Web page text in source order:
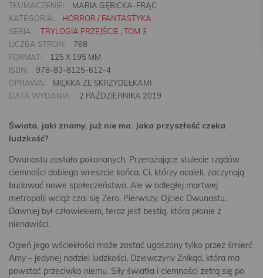
TŁUMACZENIE:
MARIA GĘBICKA-FRĄC
KATEGORIA:
HORROR / FANTASTYKA
SERIA:
TRYLOGIA PRZEJŚCIE , TOM 3
LICZBA STRON:
768
FORMAT:
125 X 195 MM
ISBN:
978-83-8125-612-4
OPRAWA:
MIĘKKA ZE SKRZYDEŁKAMI
DATA WYDANIA:
2 PAŹDZIERNIKA 2019
Świata, jaki znamy, już nie ma. Jaka przyszłość czeka
ludzkość?
Dwunastu zostało pokonanych. Przerażające stulecie rządów
ciemności dobiega wreszcie końca. Ci, którzy ocaleli, zaczynają
budować nowe społeczeństwo. Ale w odległej martwej
metropolii wciąż czai się Zero. Pierwszy. Ojciec Dwunastu.
Dawniej był człowiekiem, teraz jest bestią, która płonie z
nienawiści.
Ogień jego wściekłości może zostać ugaszony tylko przez śmierć
Amy – jedynej nadziei ludzkości, Dziewczyny Znikąd, która ma
powstać przeciwko niemu. Siły światła i ciemności zetrą się po